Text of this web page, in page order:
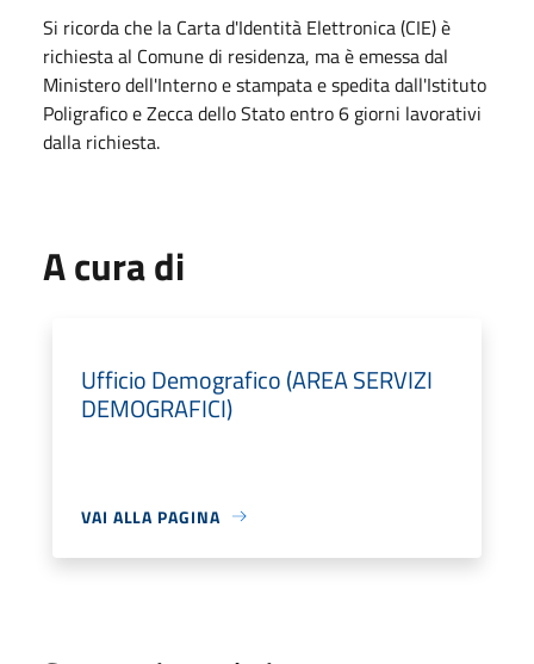
Si ricorda che la Carta d'Identità Elettronica (CIE) è
richiesta al Comune di residenza, ma è emessa dal
Ministero dell'Interno e stampata e spedita dall'Istituto
Poligrafico e Zecca dello Stato entro 6 giorni lavorativi
dalla richiesta.
A cura di
Ufficio Demografico (AREA SERVIZI
DEMOGRAFICI)
VAI ALLA PAGINA